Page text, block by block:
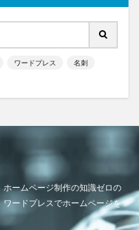
ワードプレス 名刺
ームページ制作の知識ゼロの
ードプレスでホームページを